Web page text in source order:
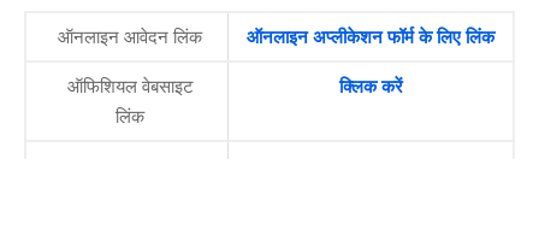
ऑनलाइन आवेदन लिंक ऑनलाइन अप्लीकेशन फॉर्म के लिए लिंक
ऑफिशियल वेबसाइट
लिंक
क्लिक करें